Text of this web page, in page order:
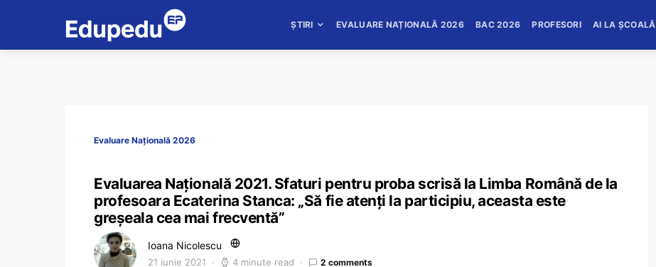
ȘTIRI EVALUARE NAȚIONALĂ 2026 BAC 2026 PROFESORI AI LA ȘCOALĂ
Evaluare Națională 2026
Evaluarea Națională 2021. Sfaturi pentru proba scrisă la Limba Română de la
profesoara Ecaterina Stanca: „Să fie atenți la participiu, aceasta este
greșeala cea mai frecventă”
Ioana Nicolescu
21 iunie 2021 4 minute read 2 comments